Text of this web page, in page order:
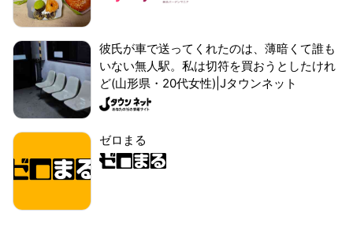
彼氏が車で送ってくれたのは、薄暗くて誰も
いない無人駅。私は切符を買おうとしたけれ
ど(山形県・20代女性)|Jタウンネット
ゼロまる